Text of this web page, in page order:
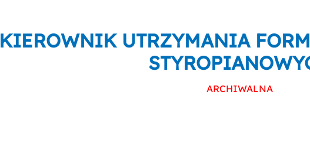
KIEROWNIK UTRZYMANIA
ARCHIWALNA